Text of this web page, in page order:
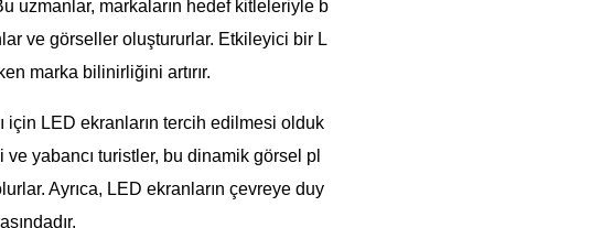
uzmanlar, markaların hedef kitleleriyle b
ve görseller oluştururlar. Etkileyici bir L
marka bilinirliğini artırır.
için LED ekranların tercih edilmesi olduk
yabancı turistler, bu dinamik görsel pl
Ayrıca, LED ekranların çevreye duy